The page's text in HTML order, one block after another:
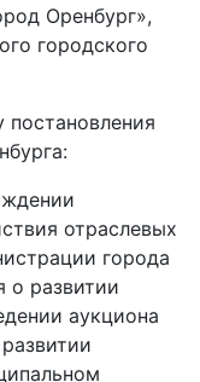
Оренбург»,
городского
отраслевых
города
о развитии
аукциона